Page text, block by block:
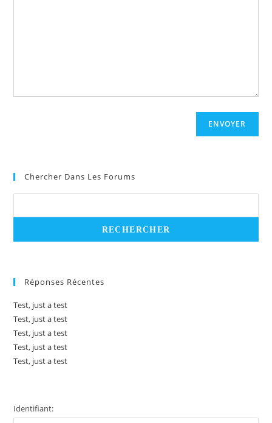
ENVOYER
Chercher Dans Les Forums
Réponses Récentes
Test, just a test
Test, just a test
Test, just a test
Test, just a test
Test, just a test
Identifiant: